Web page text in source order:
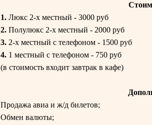
1. Люкс 2-х местный - 3000 руб
2. Полулюкс 2-х местный - 2000 руб
3. 2-х местный с телефоном - 1500 руб
4. 1 местный с телефоном - 750 руб
(в стоимость входит завтрак в кафе)
Продажа авиа и ж/д билетов;
Обмен валюты;